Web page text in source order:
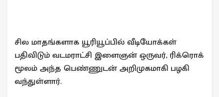
சில மாதங்களாக யூரியூப்பில் வீடியோக்கள்
பதிவிடும் வடமராட்சி இளைஞன் ஒருவர், ரிக்ரொக்
மூலம் அந்த பெண்ணுடன் அறிமுகமாகி பழகி
வந்துள்ளார்.